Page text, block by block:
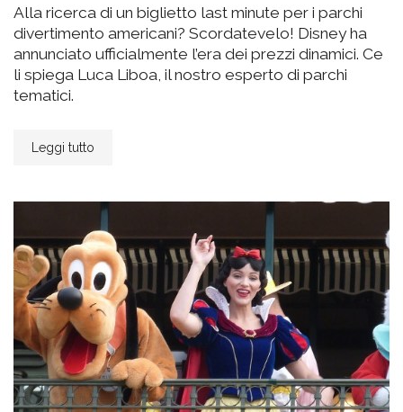
Alla ricerca di un biglietto last minute per i parchi
divertimento americani? Scordatevelo! Disney ha
annunciato ufficialmente l’era dei prezzi dinamici. Ce
li spiega Luca Liboa, il nostro esperto di parchi
tematici.
Leggi tutto